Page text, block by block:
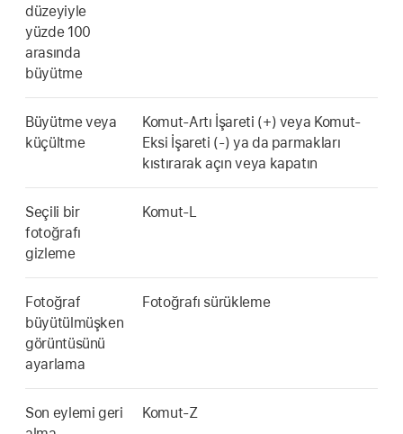
düzeyiyle
yüzde 100
arasında
büyütme
Büyütme veya
küçültme
Komut-Artı İşareti (+) veya Komut-
Eksi İşareti (-) ya da parmakları
kıstırarak açın veya kapatın
Seçili bir
fotoğrafı
gizleme
Komut-L
Fotoğraf
büyütülmüşken
görüntüsünü
ayarlama
Fotoğrafı sürükleme
Son eylemi geri
Komut-Z